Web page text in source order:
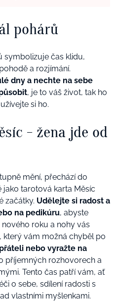
pohárů
symbolizuje čas klidu,
a rozjímání.
dny a nechte na sebe
, je to váš život, tak ho
si ho.
- žena jde od
mění, přecházído
jako tarotová karta Měsíc
začátky. Udělejte si radost a
na pedikúru, abyste
nového roku a nohy vás
který vám možná chyběl po
nebo vyražte na
příjemných rozhovorech a
Tento čas patří vám, ať
o sebe, sdílení radosti s
vlastními myšlenkami.